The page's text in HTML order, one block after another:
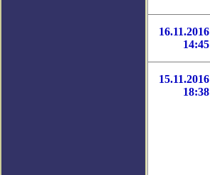
16.11.2016
14:45
15.11.2016
18:38